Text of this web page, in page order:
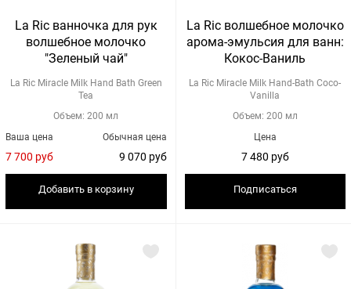
La Ric ванночка для рук
волшебное молочко
"Зеленый чай"
La Ric Miracle Milk Hand Bath Green
Tea
Объем: 200 мл
Обычная цена
9 070 руб
Ваша цена
7 700 руб
Добавить в корзину
La Ric волшебное молочко
арома-эмульсия для ванн:
Кокос-Ваниль
La Ric Miracle Milk Hand-Bath Coco-
Vanilla
Объем: 200 мл
Цена
7 480 руб
Подписаться